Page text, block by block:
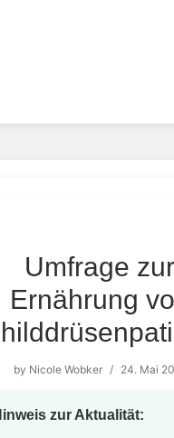
Umfrage zur
Ernährung
by Nicole Wobker / 24. Mai
zur Aktualität: